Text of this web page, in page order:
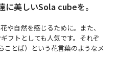
に美しいSola cubeを。
や自然を感じるために。また、
フトとしても人気です。それぞ
ことば）という花言葉のようなメ